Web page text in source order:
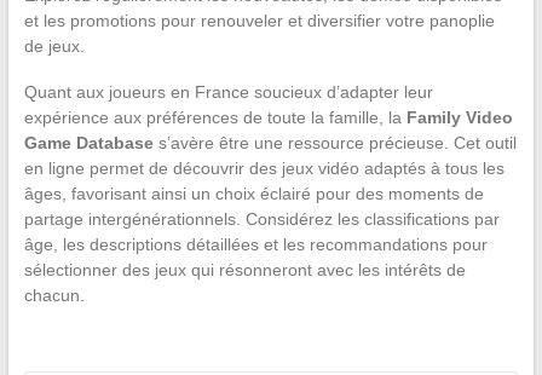
et les promotions pour renouveler et diversifier votre panoplie
de jeux.
Quant aux joueurs en France soucieux d’adapter leur
expérience aux préférences de toute la famille, la Family Video
Game Databases’avère être une ressource précieuse. Cet outil
en ligne permet de découvrir des jeux vidéo adaptés à tous les
âges, favorisant ainsi un choix éclairé pour des moments de
partage intergénérationnels. Considérez les classifications par
âge, les descriptions détaillées et les recommandations pour
sélectionner des jeux qui résonneront avec les intérêts de
chacun.